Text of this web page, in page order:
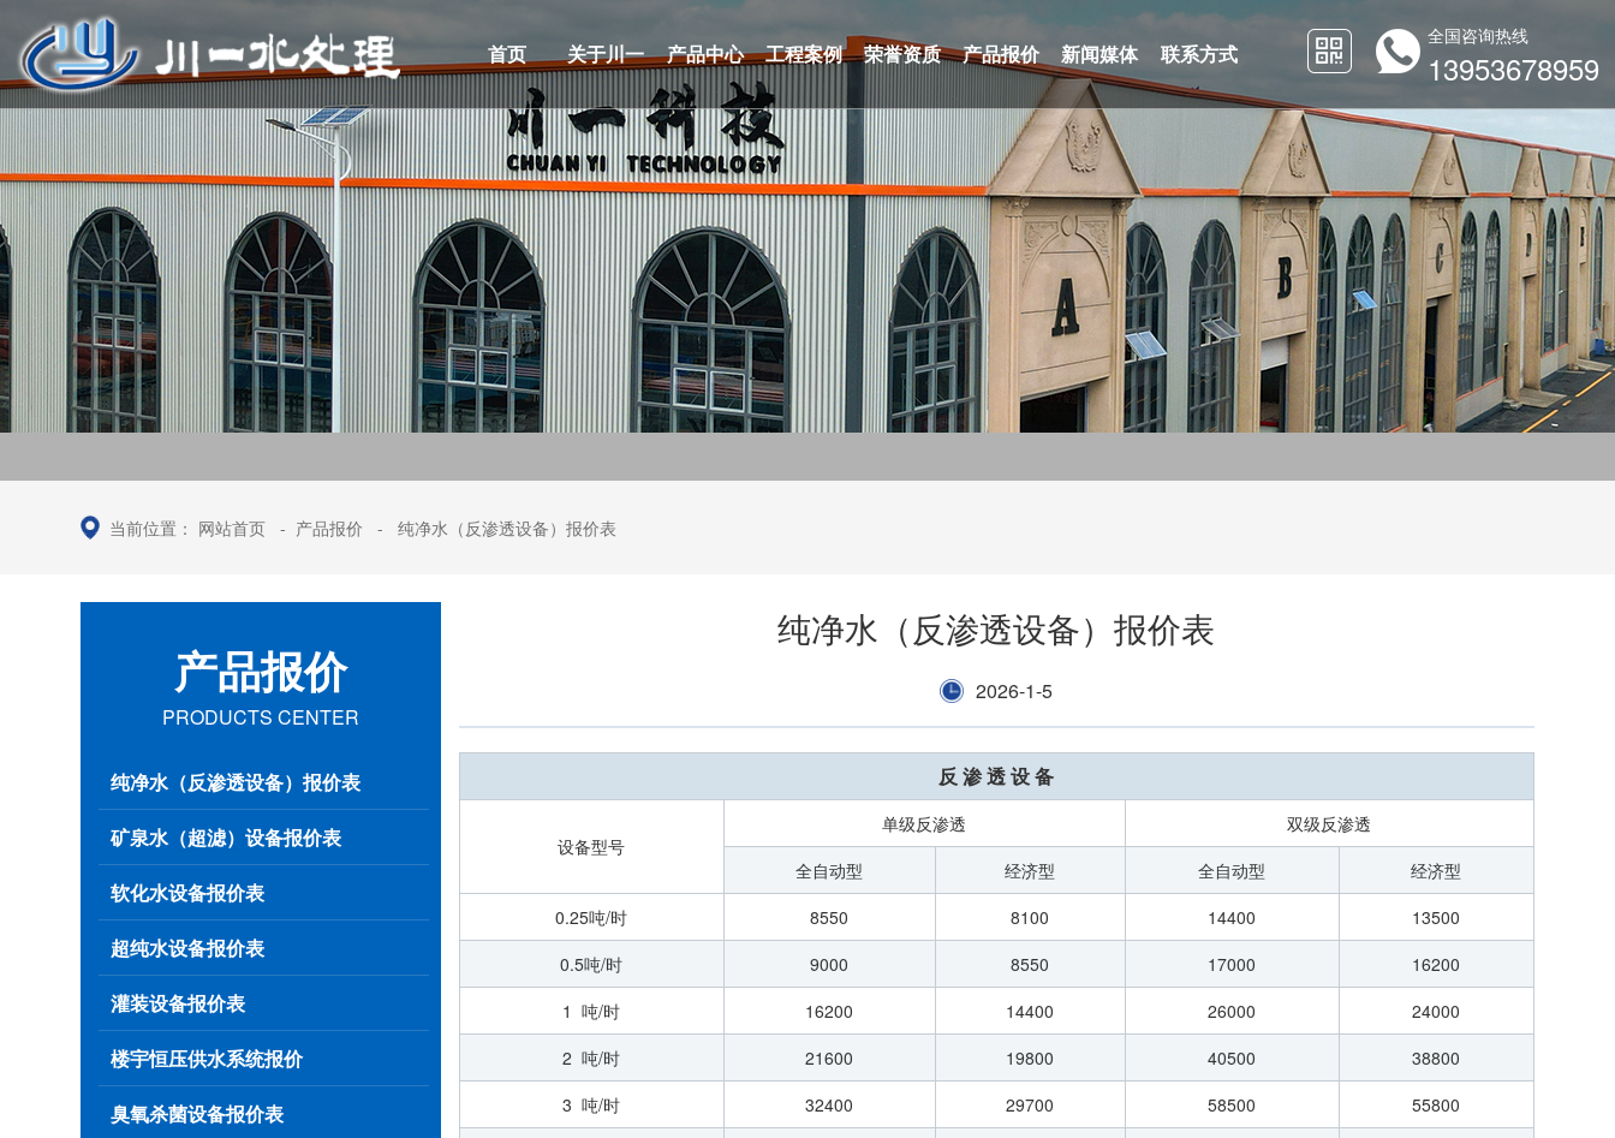
首页 关于川一 产品中心 工程案例 荣誉资质 产品报价 新闻媒体 联系方式
全国咨询热线
13953678959
当前位置： 网站首页 - 产品报价 -纯净水（反渗透设备）报价表
产品报价
PRODUCTS CENTER
纯净水（反渗透设备）报价表
矿泉水（超滤）设备报价表
软化水设备报价表
超纯水设备报价表
灌装设备报价表
楼宇恒压供水系统报价
臭氧杀菌设备报价表
纯净水（反渗透设备）报价表
2026-1-5
反 渗 透 设 备
设备型号
单级反渗透
双级反渗透
全自动型
经济型 全自动型
经济型
0.25吨/时
8550 8100 14400
13500
0.5吨/时
9000 8550 17000
16200
1 吨/时
16200 14400 26000
24000
2 吨/时
21600 19800 40500
38800
3 吨/时
32400 29700 58500
55800